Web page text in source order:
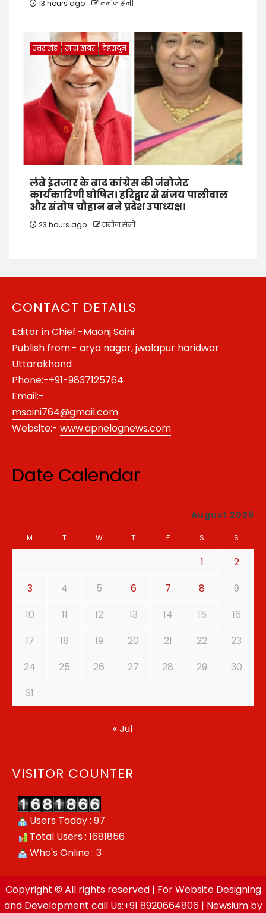
13 hours ago मनोज सैनी
उत्तराखंड खास खबर देहरादून
लंबे इंतजार के बाद कांग्रेस की जंबोजेट
कार्यकारिणी घोषित। हरिद्वार से संजय पालीवाल
और संतोष चौहान बने प्रदेश उपाध्यक्ष।
23 hours ago मनोज सैनी
CONTACT DETAILS
Editor in Chief:-Maonj Saini
Publish from:- arya nagar, jwalapur haridwar
Uttarakhand
Phone:-+91-9837125764
Email:-
msaini764@gmail.com
Website:- www.apnelognews.com
Date Calendar
August 2026
M T W T F S S
1
2
3
4 5 6 7 8
9
10
11 12 13 14 15
16
17
18 19 20 21 22
23
24
25 26 27 28 29
30
31
« Jul
VISITOR COUNTER
Users Today : 97
Total Users : 1681856
Who's Online : 3
Copyright © All rights reserved | For Website Designing
and Development call Us:+91 8920664806 | Newsiumby